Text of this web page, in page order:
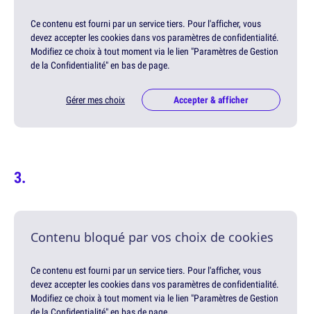
Ce contenu est fourni par un service tiers. Pour l'afficher, vous
devez accepter les cookies dans vos paramètres de confidentialité.
Modifiez ce choix à tout moment via le lien "Paramètres de Gestion
de la Confidentialité" en bas de page.
Gérer mes choix Accepter & afficher
Contenu bloqué par vos choix de cookies
Ce contenu est fourni par un service tiers. Pour l'afficher, vous
devez accepter les cookies dans vos paramètres de confidentialité.
Modifiez ce choix à tout moment via le lien "Paramètres de Gestion